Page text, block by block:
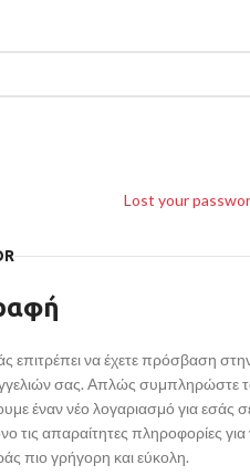
Lost your
επιτρέπει να έχετε πρόσβαση
σας. Απλώς συμπληρώστε
έναν νέο λογαριασμό για εσάς
τις απαραίτητες πληροφορίες για
πιο γρήγορη και εύκολη.